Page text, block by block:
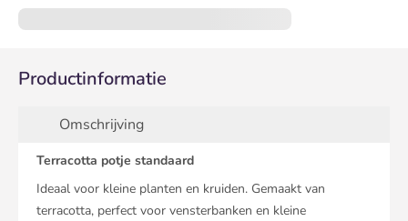
Productinformatie
Omschrijving
Terracotta potje standaard
Ideaal voor kleine planten en kruiden. Gemaakt van
terracotta, perfect voor vensterbanken en kleine